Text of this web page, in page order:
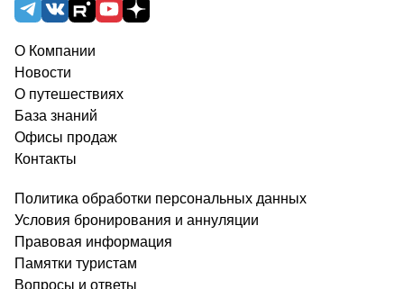
О Компании
Новости
О путешествиях
База знаний
Офисы продаж
Контакты
Политика обработки персональных данных
Условия бронирования и аннуляции
Правовая информация
Памятки туристам
Вопросы и ответы